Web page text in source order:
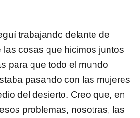
trabajando delante de
las cosas que hicimos juntos
para que todo el mundo
pasando con las mujeres
del desierto. Creo que, en
problemas, nosotras, las